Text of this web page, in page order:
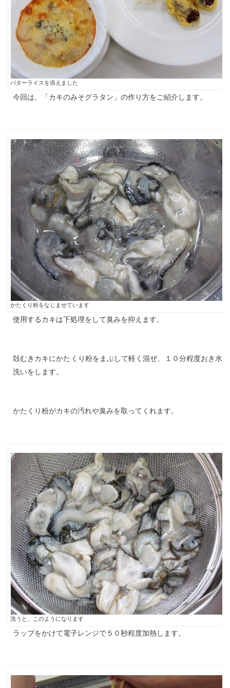
バターライスを添えました
今回は、「カキのみそグラタン」の作り方をご紹介します。
かたくり粉をなじませています
使用するカキは下処理をして臭みを抑えます。
殻むきカキにかたくり粉をまぶして軽く混ぜ、１０分程度おき水
洗いをします。
かたくり粉がカキの汚れや臭みを取ってくれます。
洗うと、このようになります
ラップをかけて電子レンジで５０秒程度加熱します。